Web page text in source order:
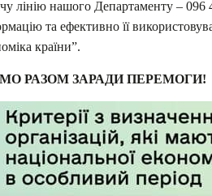
лінію нашого Департаменту –
та ефективно її
країни”.
РАЗОМ ЗАРАДИ ПЕРЕМОГИ!